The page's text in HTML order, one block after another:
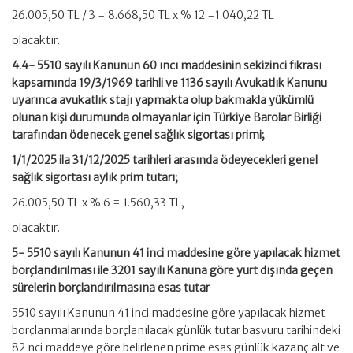
26.005,50 TL / 3 = 8.668,50 TL x % 12 =1.040,22 TL
olacaktır.
4.4- 5510 sayılı Kanunun 60 ıncı maddesinin sekizinci fıkrası
kapsamında 19/3/1969 tarihli ve 1136 sayılı Avukatlık Kanunu
uyarınca avukatlık stajı yapmakta olup bakmakla yükümlü
olunan kişi durumunda olmayanlar için Türkiye Barolar Birliği
tarafından ödenecek genel sağlık sigortası primi;
1/1/2025 ila 31/12/2025 tarihleri arasında ödeyecekleri genel
sağlık sigortası aylık prim tutarı;
26.005,50 TL x % 6 = 1.560,33 TL,
olacaktır.
5- 5510 sayılı Kanunun 41 inci maddesine göre yapılacak hizmet
borçlandırılması ile 3201 sayılı Kanuna göre yurt dışında geçen
sürelerin borçlandırılmasına esas tutar
5510 sayılı Kanunun 41 inci maddesine göre yapılacak hizmet
borçlanmalarında borçlanılacak günlük tutar başvuru tarihindeki
82 nci maddeye göre belirlenen prime esas günlük kazanç alt ve